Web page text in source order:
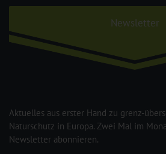
Newsletter
Aktuelles aus erster Hand zu grenz-
Naturschutz in Europa. Zwei Mal im
Newsletter abonnieren.